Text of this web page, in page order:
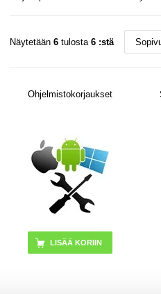
Näytetään 6tulosta 6 :stä
Ohjelmistokorjaukset